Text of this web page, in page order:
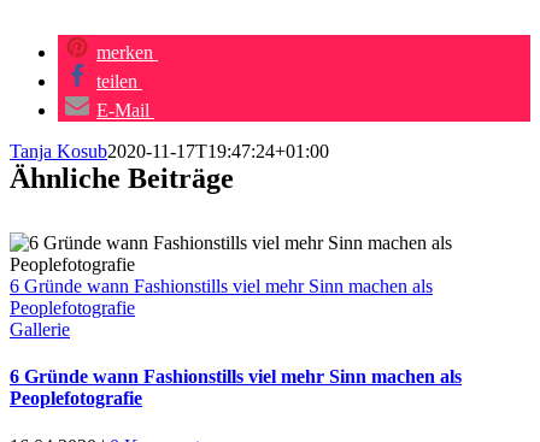
merken
teilen
E-Mail
Tanja Kosub2020-11-17T19:47:24+01:00
Ähnliche Beiträge
6 Gründe wann Fashionstills viel mehr Sinn machen als
Peoplefotografie
Gallerie
6 Gründe wann Fashionstills viel mehr Sinn machen als
Peoplefotografie